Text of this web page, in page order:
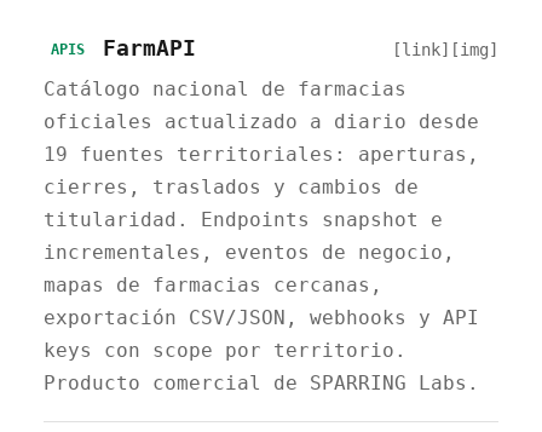
APIS FarmAPI [link] [img]
Catálogo nacional de farmacias
oficiales actualizado a diario desde
19 fuentes territoriales: aperturas,
cierres, traslados y cambios de
titularidad. Endpoints snapshot e
incrementales, eventos de negocio,
mapas de farmacias cercanas,
exportación CSV/JSON, webhooks y API
keys con scope por territorio.
Producto comercial de SPARRING Labs.